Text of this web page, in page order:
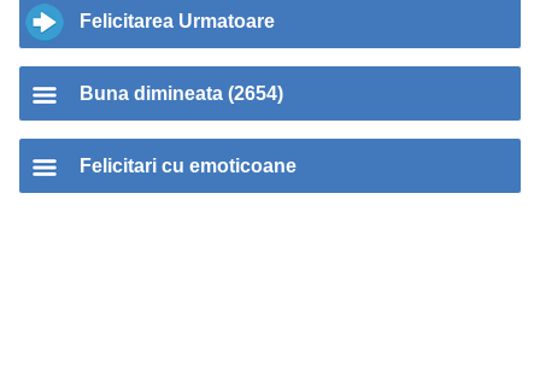
Felicitarea Urmatoare
Buna dimineata (2654)
Felicitari cu emoticoane